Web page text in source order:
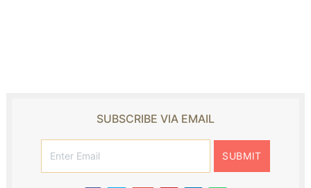
SUBSCRIBE VIA EMAIL